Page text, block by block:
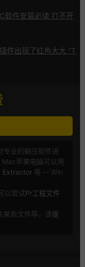
软件安装必读 打不开
件出现了红色大大 “T
业的解压软件进
Mac苹果电脑可以用
Extractor 等 -- Win
以尝试Pr工程文件
些文件等，请提